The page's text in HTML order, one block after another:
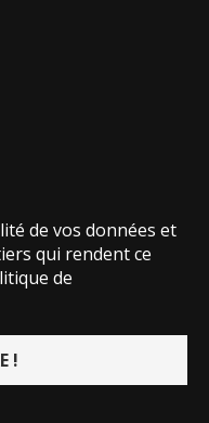
de vos données et
qui rendent ce
de